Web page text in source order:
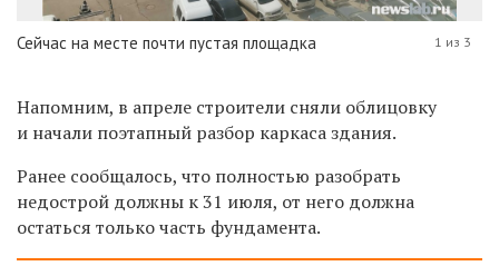
Сейчас на месте почти пустая площадка 1 из 3
Напомним, в апреле строители сняли облицовку
и начали поэтапный разбор каркаса здания.
Ранее сообщалось, что полностью разобрать
недострой должны к 31 июля, от него должна
остаться только часть фундамента.